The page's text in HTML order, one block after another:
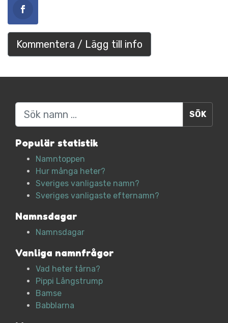
Kommentera / Lägg till info
Sök
Populär statistik
Namntoppen
Hur många heter?
Sveriges vanligaste namn?
Sveriges vanligaste efternamn?
Namnsdagar
Namnsdagar
Vanliga namnfrågor
Vad heter tårna?
Pippi Långstrump
Bamse
Babblarna